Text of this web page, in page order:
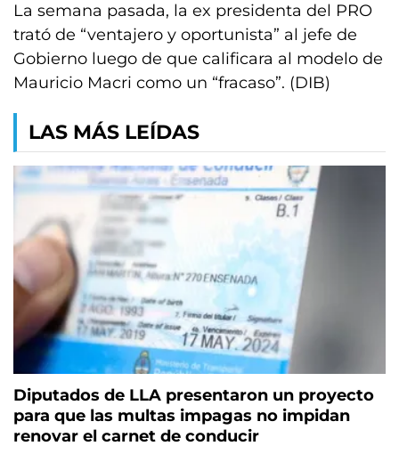
La semana pasada, la ex presidenta del PRO
trató de “ventajero y oportunista” al jefe de
Gobierno luego de que calificara al modelo de
Mauricio Macri como un “fracaso”. (DIB)
LAS MÁS LEÍDAS
Diputados de LLA presentaron un proyecto
para que las multas impagas no impidan
renovar el carnet de conducir